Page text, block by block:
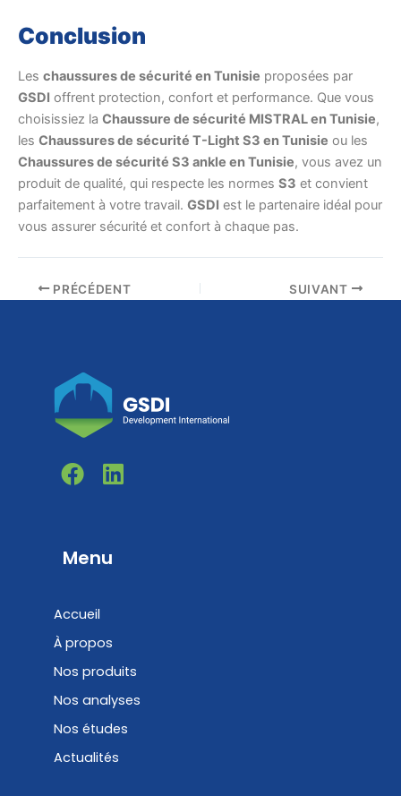
Conclusion
Les chaussures de sécurité en Tunisie proposées par
GSDI offrent protection, confort et performance. Que vous
choisissiez la Chaussure de sécurité MISTRAL en Tunisie,
les Chaussures de sécurité T-Light S3 en Tunisie ou les
Chaussures de sécurité S3 ankle en Tunisie, vous avez un
produit de qualité, qui respecte les normes S3 et convient
parfaitement à votre travail. GSDI est le partenaire idéal pour
vous assurer sécurité et confort à chaque pas.
PRÉCÉDENT SUIVANT
F
a
b
o
L
i
e
Menu
Accueil
À propos
Nos produits
Nos analyses
Nos études
Actualités